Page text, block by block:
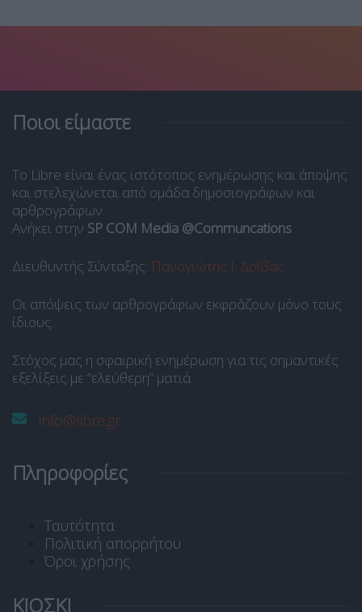
Ποιοι είμαστε
Το Libre είναι ένας ιστότοπος ενημέρωσης και άποψης
και στελεχώνεται από ομάδα δημοσιογράφων και
αρθρογράφων.
Ανήκει στην SP COM Media @Communcations.
Διευθυντής Σύνταξης: Παναγιώτης Ι. Δρίβας.
Οι απόψεις των αρθρογράφων εκφράζουν μόνο τους
ίδιους.
Στόχος μας η σφαιρική ενημέρωση για τις σημαντικές
εξελίξεις με “ελεύθερη” ματιά.
info@libre.gr
Πληροφορίες
Ταυτότητα
Πολιτική απορρήτου
Όροι χρήσης
ΚΙΟΣΚΙ